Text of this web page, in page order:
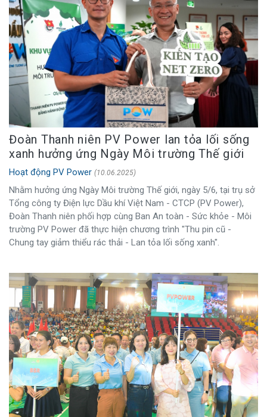
Đoàn Thanh niên PV Power lan tỏa lối sống
xanh hưởng ứng Ngày Môi trường Thế giới
Hoạt động PV Power (10.06.2025)
Nhằm hưởng ứng Ngày Môi trường Thế giới, ngày 5/6, tại trụ sở
Tổng công ty Điện lực Dầu khí Việt Nam - CTCP (PV Power),
Đoàn Thanh niên phối hợp cùng Ban An toàn - Sức khỏe - Môi
trường PV Power đã thực hiện chương trình "Thu pin cũ -
Chung tay giảm thiểu rác thải - Lan tỏa lối sống xanh".